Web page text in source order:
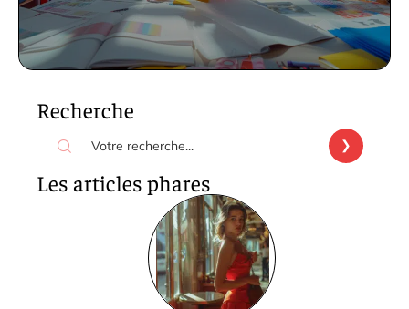
Recherche
Les articles phares